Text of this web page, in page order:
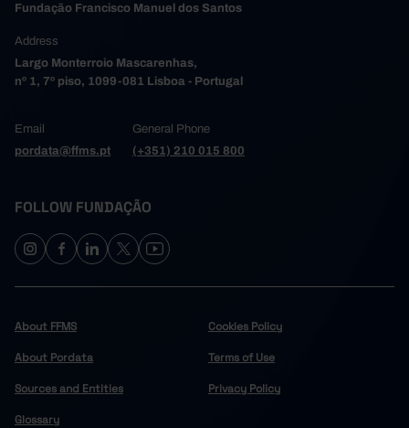
Fundação Francisco Manuel dos Santos
Address
Largo Monterroio Mascarenhas,
nº 1, 7º piso, 1099-081 Lisboa - Portugal
Email
pordata@ffms.pt
General Phone
(+351) 210 015 800
FOLLOW FUNDAÇÃO
About FFMS
About Pordata
Sources and Entities
Glossary
Cookies Policy
Terms of Use
Privacy Policy